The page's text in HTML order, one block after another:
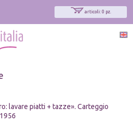
articoli: 0 pz.
lavare piatti + tazze». Carteggio